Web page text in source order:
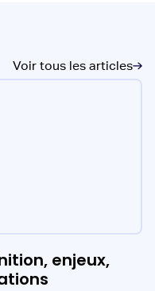
Voir tous les articles
enjeux,